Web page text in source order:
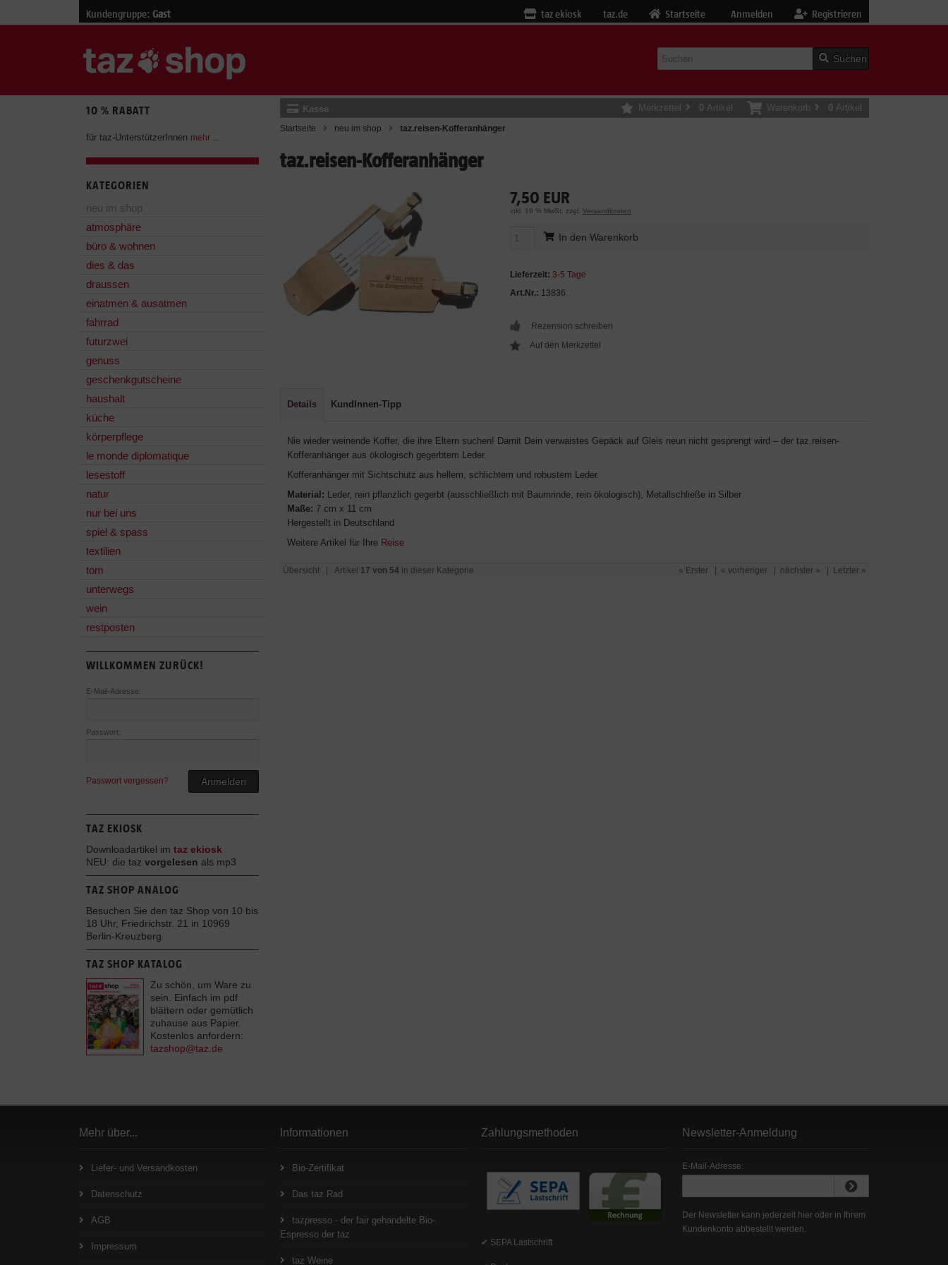
Kundengruppe: Gast Registrieren
Anmelden
Startseite
taz.de
taz ekiosk
Suchen
Kasse Warenkorb 0 Artikel
Merkzettel 0 Artikel
Startseite neu im shop taz.reisen-Kofferanhänger
taz.reisen-Kofferanhänger
7,50 EUR
inkl. 19 % MwSt. zzgl. Versandkosten
In den Warenkorb
Lieferzeit: 3-5 Tage
Art.Nr.: 13836
Rezension schreiben
Details KundInnen-Tipp
Nie wieder weinende Koffer, die ihre Eltern suchen! Damit Dein verwaistes Gepäck auf Gleis neun nicht gesprengt wird – der taz.reisen-
Kofferanhänger aus ökologisch gegerbtem Leder.
Kofferanhänger mit Sichtschutz aus hellem, schlichtem und robustem Leder.
Material: Leder, rein pflanzlich gegerbt (ausschließlich mit Baumrinde, rein ökologisch), Metallschließe in Silber
Maße: 7 cm x 11 cm
Hergestellt in Deutschland
Weitere Artikel für Ihre Reise
Übersicht | Artikel 17 von 54 in dieser Kategorie « Erster « vorheriger nächster » Letzter »
10 % RABATT
für taz-UnterstützerInnen mehr ...
KATEGORIEN
neu im shop
atmosphäre
büro & wohnen
dies & das
draussen
einatmen & ausatmen
fahrrad
futurzwei
genuss
geschenkgutscheine
haushalt
küche
körperpflege
le monde diplomatique
lesestoff
natur
nur bei uns
spiel & spass
textilien
tom
unterwegs
wein
restposten
WILLKOMMEN ZURÜCK!
E-Mail-Adresse:
Passwort:
Passwort vergessen? Anmelden
TAZ EKIOSK
Downloadartikel im taz ekiosk
NEU: die taz vorgelesen als mp3
TAZ SHOP ANALOG
Besuchen Sie den taz Shop von 10 bis
18 Uhr, Friedrichstr. 21 in 10969
Berlin-Kreuzberg
TAZ SHOP KATALOG
Zu schön, um Ware zu
sein. Einfach im pdf
blättern oder gemütlich
zuhause aus Papier.
Kostenlos anfordern:
tazshop@taz.de
Mehr über...
Liefer- und Versandkosten
Datenschutz
AGB
Impressum
Informationen
Bio-Zertifikat
Das taz Rad
tazpresso - der fair gehandelte Bio-
Espresso der taz
taz Weine
Zahlungsmethoden
✔ SEPA Lastschrift
Newsletter-Anmeldung
E-Mail-Adresse:
Der Newsletter kann jederzeit hier oder in Ihrem
Kundenkonto abbestellt werden.